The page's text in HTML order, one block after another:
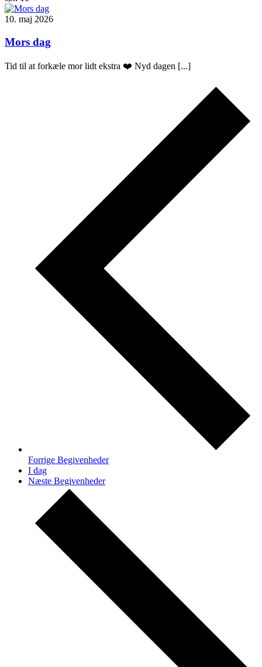
10. maj 2026
Mors dag
Tid til at forkæle mor lidt ekstra ❤️ Nyd dagen [...]
Forrige Begivenheder
I dag
Næste Begivenheder